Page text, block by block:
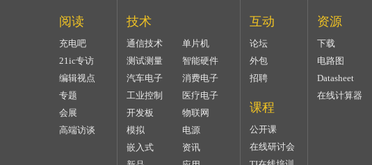
阅读
充电吧
21ic专访
编辑视点
专题
会展
高端访谈
技术
通信技术
单片机
测试测量
智能硬件
汽车电子
消费电子
工业控制
医疗电子
开发板
物联网
模拟
电源
嵌入式
资讯
互动
论坛
外包
招聘
课程
公开课
在线研讨会
资源
下载
电路图
Datasheet
在线计算器